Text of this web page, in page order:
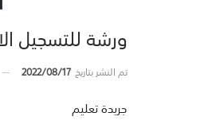
ورشة للتسجيل
تم النشر بتاريخ2022/08/17
جريدة تعليم